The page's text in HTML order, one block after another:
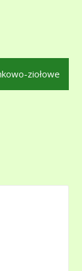
ziołowe